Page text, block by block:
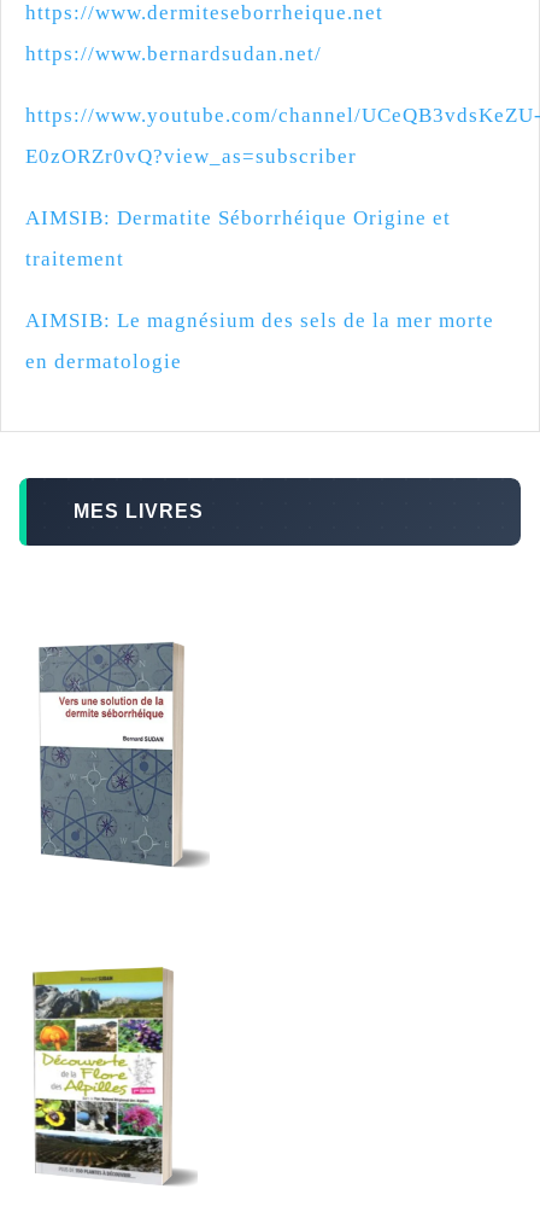
https://www.dermiteseborrheique.net
https://www.bernardsudan.net/
https://www.youtube.com/channel/
E0zORZr0vQ?view_as=subscriber
AIMSIB: Dermatite Séborrhéique Origine et
traitement
AIMSIB: Le magnésium des sels de la mer morte
en dermatologie
MES LIVRES